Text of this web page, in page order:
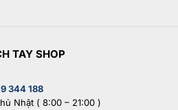
TAY SHOP
344 188
Nhật ( 8:00 – 21:00 )